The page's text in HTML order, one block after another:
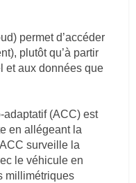
permet d’accéder
plutôt qu’à partir
et aux données que
adaptatif (ACC) est
en allégeant la
surveille la
le véhicule en
millimétriques